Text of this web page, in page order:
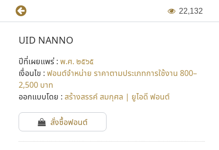
22,132
UID NANNO
ปีที่เผยแพร่ : พ.ศ. ๒๕๖๕
เงื่อนไข : ฟอนต์จำหน่าย ราคาตามประเภทการใช้งาน 800–
2,500 บาท
ออกแบบโดย : สร้างสรรค์ สมกุศล | ยูไอดี ฟอนต์
สั่งซื้อฟอนต์